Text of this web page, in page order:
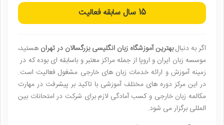
15 سال سابقه فعالیت
اگر به دنبالبهترین آموزشگاه زبان انگلیسی بزرگسالان در تهران هستید،
موسسه زبان ایران و اروپا از جمله مراکز معتبر و باسابقه ای بوده که در
زمینه آموزش و ارائه خدمات زبان های خارجی مشغول فعالیت است.
در این مرکز دوره های مختلف آموزشی با تاکید بر پیشرفت در مهارت
مکالمه زبان خارجی و کسب آمادگی لازم برای شرکت در امتحانات بین
المللی برگزار می شود.